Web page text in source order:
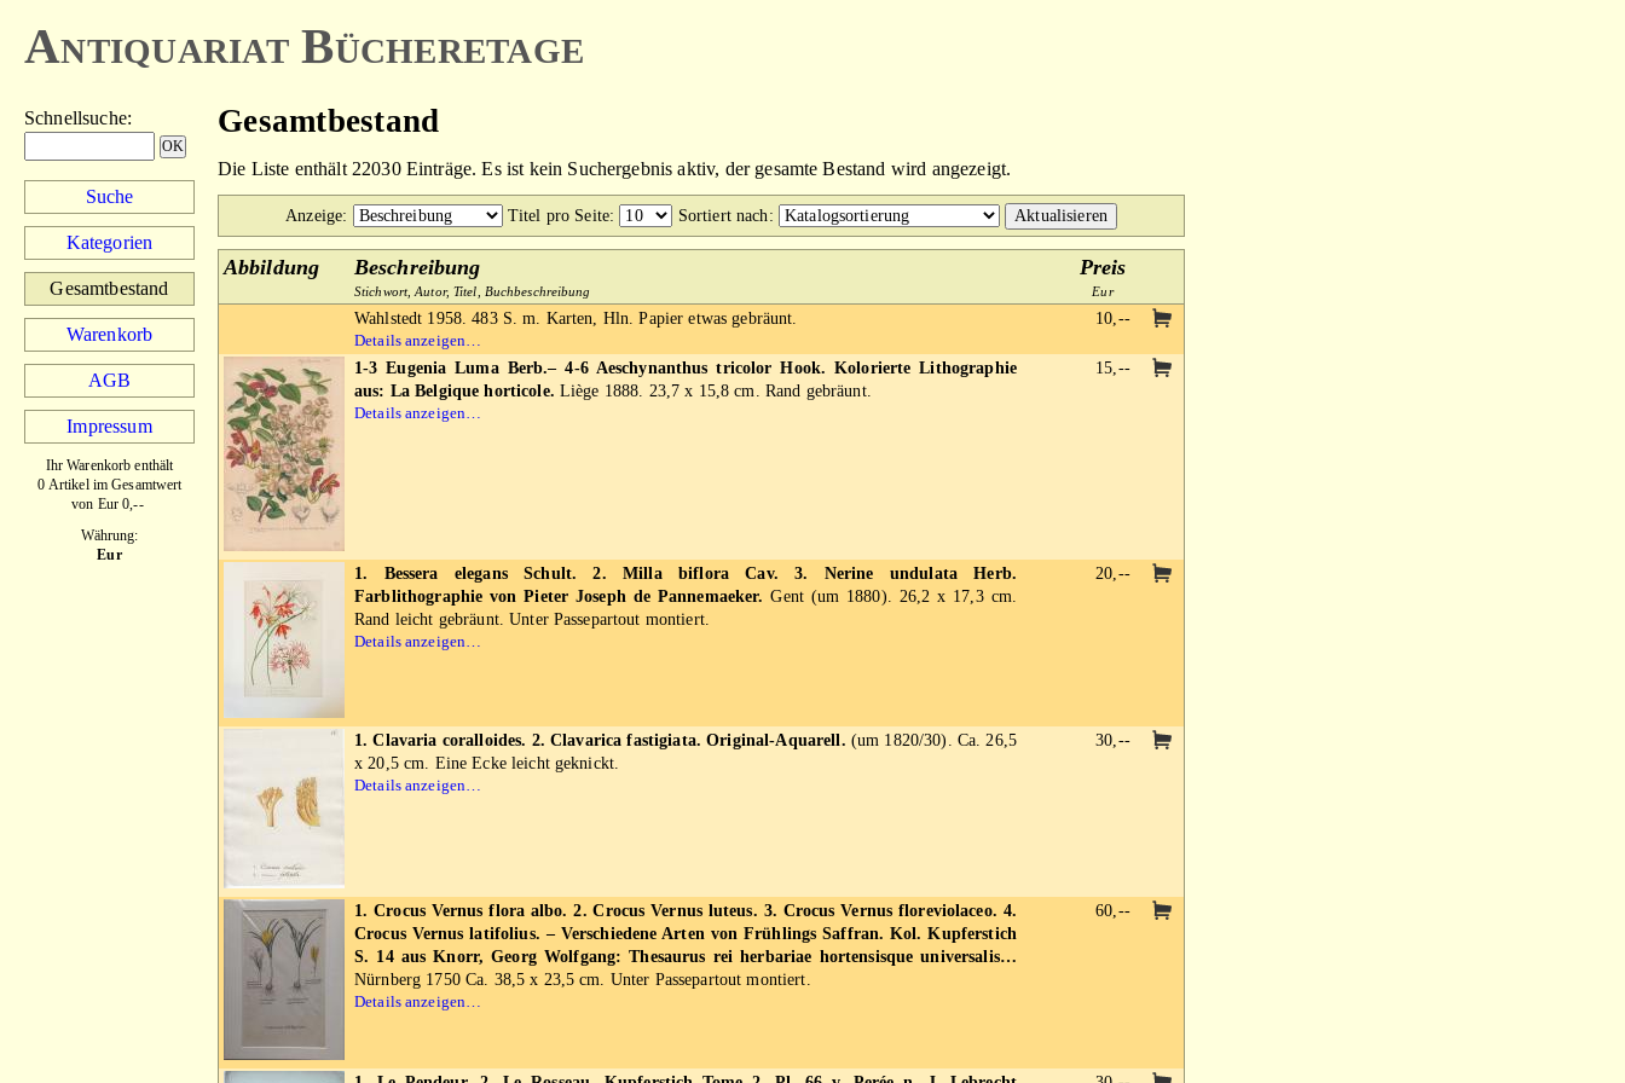
Antiquariat Bücheretage
Schnellsuche:
Suche
Kategorien
Gesamtbestand
Warenkorb
AGB
Impressum
Ihr Warenkorb enthält
0 Artikel im Gesamtwert
von Eur 0,--
Währung:
Eur
Gesamtbestand
Die Liste enthält 22030 Einträge. Es ist kein Suchergebnis aktiv, der gesamte Bestand wird angezeigt.
Anzeige: Titel pro Seite: Sortiert nach:
Abbildung Beschreibung
Stichwort, Autor, Titel, Buchbeschreibung
Preis
Eur
Wahlstedt 1958. 483 S. m. Karten, Hln. Papier etwas gebräunt.
Details anzeigen…
10,--
1-3 Eugenia Luma Berb.– 4-6 Aeschynanthus tricolor Hook. Kolorierte Lithographie
aus: La Belgique horticole. Liège 1888. 23,7 x 15,8 cm. Rand gebräunt.
Details anzeigen…
15,--
1. Bessera elegans Schult. 2. Milla biflora Cav. 3. Nerine undulata Herb.
Farblithographie von Pieter Joseph de Pannemaeker. Gent (um 1880). 26,2 x 17,3 cm.
Rand leicht gebräunt. Unter Passepartout montiert.
Details anzeigen…
20,--
1. Clavaria coralloides. 2. Clavarica fastigiata. Original-Aquarell. (um 1820/30). Ca. 26,5
x 20,5 cm. Eine Ecke leicht geknickt.
Details anzeigen…
30,--
1. Crocus Vernus flora albo. 2. Crocus Vernus luteus. 3. Crocus Vernus floreviolaceo. 4.
Crocus Vernus latifolius. – Verschiedene Arten von Frühlings Saffran. Kol. Kupferstich
S. 14 aus Knorr, Georg Wolfgang: Thesaurus rei herbariae hortensisque universalis…
Nürnberg 1750 Ca. 38,5 x 23,5 cm. Unter Passepartout montiert.
Details anzeigen…
60,--